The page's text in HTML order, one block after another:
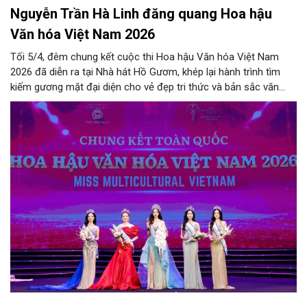
Nguyễn Trần Hà Linh đăng quang Hoa hậu
Văn hóa Việt Nam 2026
Tối 5/4, đêm chung kết cuộc thi Hoa hậu Văn hóa Việt Nam
2026 đã diễn ra tại Nhà hát Hồ Gươm, khép lại hành trình tìm
kiếm gương mặt đại diện cho vẻ đẹp tri thức và bản sắc văn
hoá Việt.